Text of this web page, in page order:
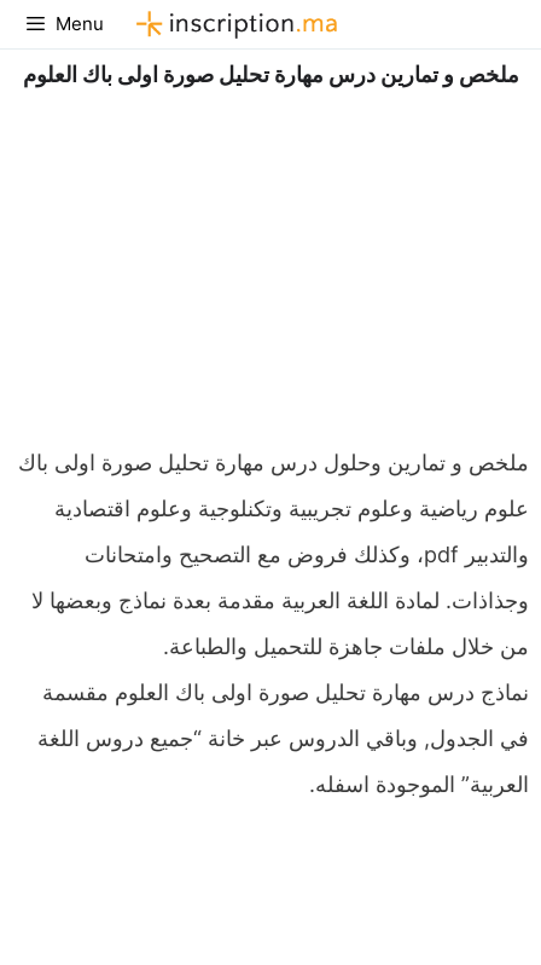
Aller
au
contenu
Menu
ملخص و تمارين درس مهارة تحليل صورة اولى باك العلوم
ملخص و تمارين وحلول درس مهارة تحليل صورة اولى باك
علوم رياضية وعلوم تجريبية وتكنلوجية وعلوم اقتصادية
والتدبير pdf، وكذلك فروض مع التصحيح وامتحانات
وجذاذات. لمادة اللغة العربية مقدمة بعدة نماذج وبعضها لا
من خلال ملفات جاهزة للتحميل والطباعة.
نماذج درس مهارة تحليل صورة اولى باك العلوم مقسمة
في الجدول, وباقي الدروس عبر خانة “جميع دروس اللغة
العربية” الموجودة اسفله.